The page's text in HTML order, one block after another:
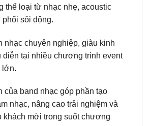
thể loại từ nhạc nhẹ, acoustic
phối sôi động.
nhạc chuyên nghiệp, giàu kinh
diễn tại nhiều chương trình event
lớn.
của band nhạc góp phần tạo
nhạc, nâng cao trải nghiệm và
khách mời trong suốt chương